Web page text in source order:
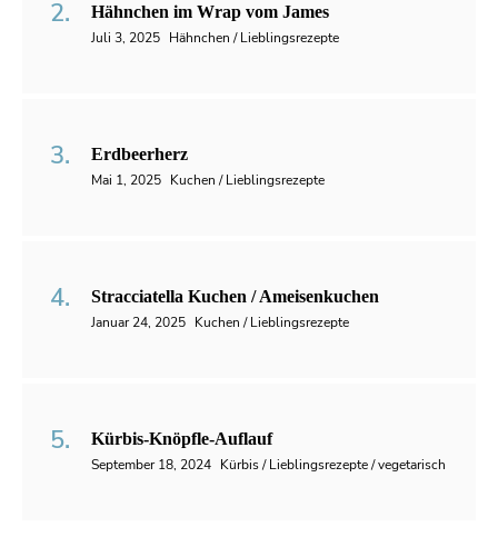
Hähnchen im Wrap vom James
Juli 3, 2025 Hähnchen / Lieblingsrezepte
Erdbeerherz
Mai 1, 2025 Kuchen / Lieblingsrezepte
Stracciatella Kuchen / Ameisenkuchen
Januar 24, 2025 Kuchen / Lieblingsrezepte
Kürbis-Knöpfle-Auflauf
September 18, 2024 Kürbis / Lieblingsrezepte / vegetarisch